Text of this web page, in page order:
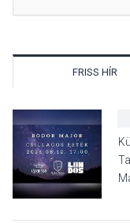
FRISS HÍR